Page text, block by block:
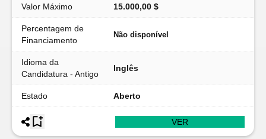
Valor Máximo 15.000,00 $
Percentagem de
Financiamento
Não disponível
Idioma da
Candidatura - Antigo
Inglês
Estado Aberto
VER